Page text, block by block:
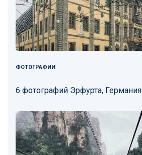
ФОТОГРАФИИ
6 фотографий Эрфурта, Германия